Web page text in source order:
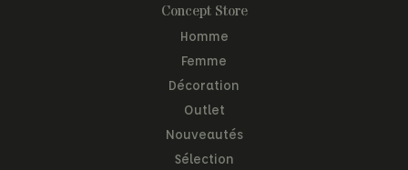
Concept Store
Homme
Femme
Décoration
Outlet
Nouveautés
Sélection